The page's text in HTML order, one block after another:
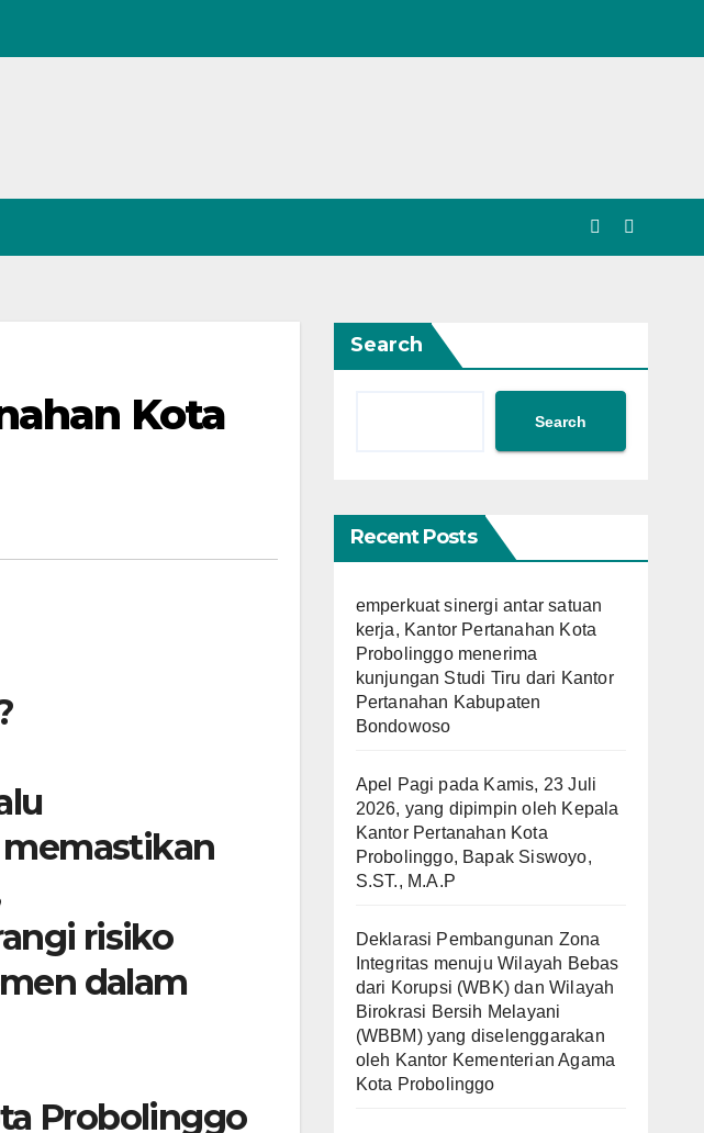
Kota
risiko
dalam
Probolinggo
Search
Search
Recent Posts
emperkuat sinergi antar satuan
kerja, Kantor Pertanahan Kota
Probolinggo menerima
kunjungan Studi Tiru dari Kantor
Pertanahan Kabupaten
Bondowoso
Apel Pagi pada Kamis, 23 Juli
2026, yang dipimpin oleh Kepala
Kantor Pertanahan Kota
Probolinggo, Bapak Siswoyo,
S.ST., M.A.P
Deklarasi Pembangunan Zona
Integritas menuju Wilayah Bebas
dari Korupsi (WBK) dan Wilayah
Birokrasi Bersih Melayani
(WBBM) yang diselenggarakan
oleh Kantor Kementerian Agama
Kota Probolinggo